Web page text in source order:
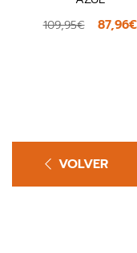
109,95€ 87,96€
VOLVER